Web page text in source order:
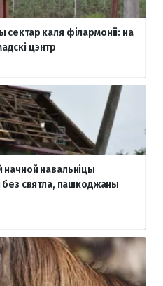
каля філармоніі: на
цэнтр
навальніцы
без святла, пашкоджаны